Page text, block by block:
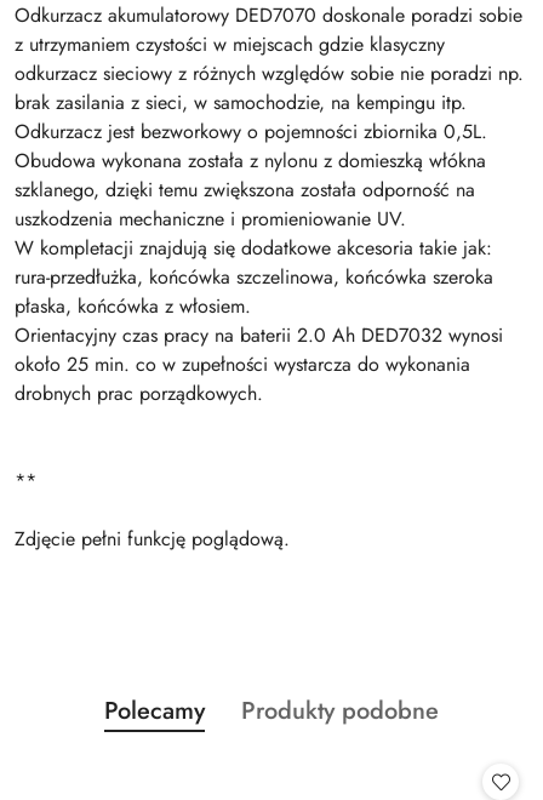
Odkurzacz akumulatorowy DED7070 doskonale poradzi sobie
z utrzymaniem czystości w miejscach gdzie klasyczny
odkurzacz sieciowy z różnych względów sobie nie poradzi np.
brak zasilania z sieci, w samochodzie, na kempingu itp.
Odkurzacz jest bezworkowy o pojemności zbiornika 0,5L.
Obudowa wykonana została z nylonu z domieszką włókna
szklanego, dzięki temu zwiększona została odporność na
uszkodzenia mechaniczne i promieniowanie UV.
W kompletacji znajdują się dodatkowe akcesoria takie jak:
rura-przedłużka, końcówka szczelinowa, końcówka szeroka
płaska, końcówka z włosiem.
Orientacyjny czas pracy na baterii 2.0 Ah DED7032 wynosi
około 25 min. co w zupełności wystarcza do wykonania
drobnych prac porządkowych.
**
Zdjęcie pełni funkcję poglądową.
Pomiń karuzelę produktów
Produkty
o
Polecamy
Produkty
Produkty podobne